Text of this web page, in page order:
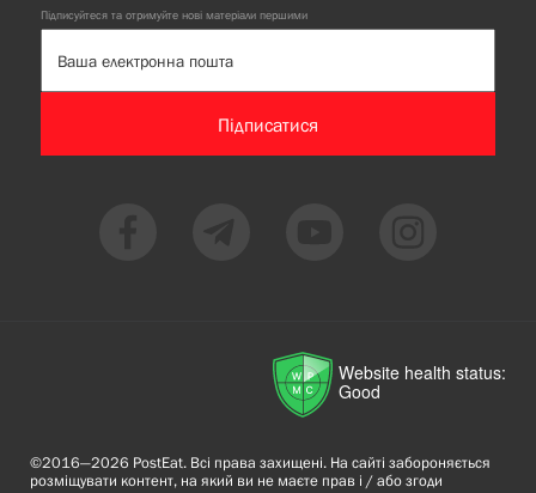
Підписуйтеся та отримуйте нові матеріали першими
Підписатися
Website health status:
Good
©2016—2026 PostEat. Всі права захищені. На сайті забороняється
розміщувати контент, на який ви не маєте прав і / або згоди